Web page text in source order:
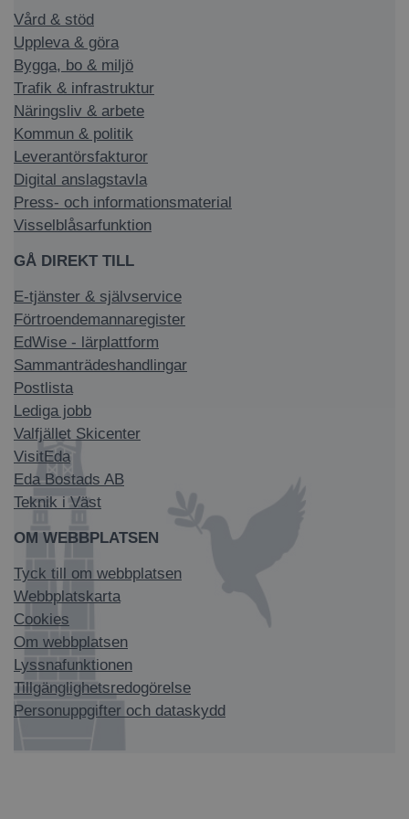
Vård & stöd
Uppleva & göra
Bygga, bo & miljö
Trafik & infrastruktur
Näringsliv & arbete
Kommun & politik
Leverantörsfakturor
Digital anslagstavla
Press- och informationsmaterial
Visselblåsarfunktion
GÅ DIREKT TILL
E-tjänster & självservice
Förtroendemannaregister
EdWise - lärplattform
Sammanträdeshandlingar
Postlista
Lediga jobb
Valfjället Skicenter
VisitEda
Eda Bostads AB
Teknik i Väst
OM WEBBPLATSEN
Tyck till om webbplatsen
Webbplatskarta
Cookies
Om webbplatsen
Lyssnafunktionen
Tillgänglighetsredogörelse
Personuppgifter och dataskydd